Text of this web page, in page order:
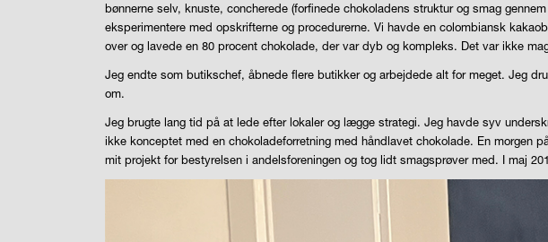
bønnerne selv, knuste, concherede (forfinede chokoladens struktur og smag
eksperimentere med opskrifterne og procedurerne. Vi havde en colombiansk
over og lavede en 80 procent chokolade, der var dyb og kompleks. Det var ikke
Jeg endte som butikschef, åbnede flere butikker og arbejdede alt for meget. Jeg
om.
Jeg brugte lang tid på at lede efter lokaler og lægge strategi. Jeg havde syv
ikke konceptet med en chokoladeforretning med håndlavet chokolade. En morgen
mit projekt for bestyrelsen i andelsforeningen og tog lidt smagsprøver med. I maj